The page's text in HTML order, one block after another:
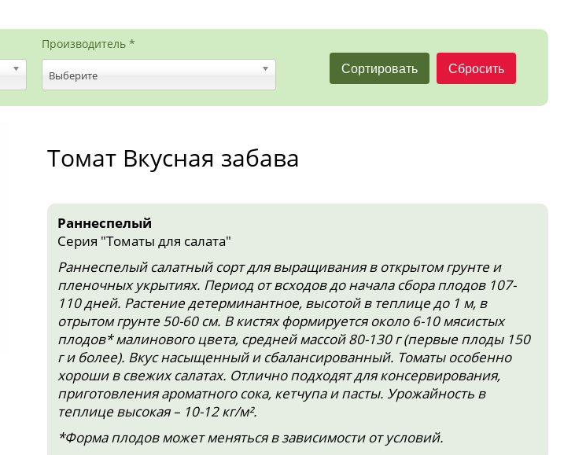
Производитель *
Выберите
Томат Вкусная забава
Раннеспелый
Серия "Томаты для салата"
Раннеспелый салатный сорт для выращивания в открытом грунте и
пленочных укрытиях. Период от всходов до начала сбора плодов 107-
110 дней. Растение детерминантное, высотой в теплице до 1 м, в
отрытом грунте 50-60 см. В кистях формируется около 6-10 мясистых
плодов* малинового цвета, средней массой 80-130 г (первые плоды 150
г и более). Вкус насыщенный и сбалансированный. Томаты особенно
хороши в свежих салатах. Отлично подходят для консервирования,
приготовления ароматного сока, кетчупа и пасты. Урожайность в
теплице высокая – 10-12 кг/м².
*Форма плодов может меняться в зависимости от условий.